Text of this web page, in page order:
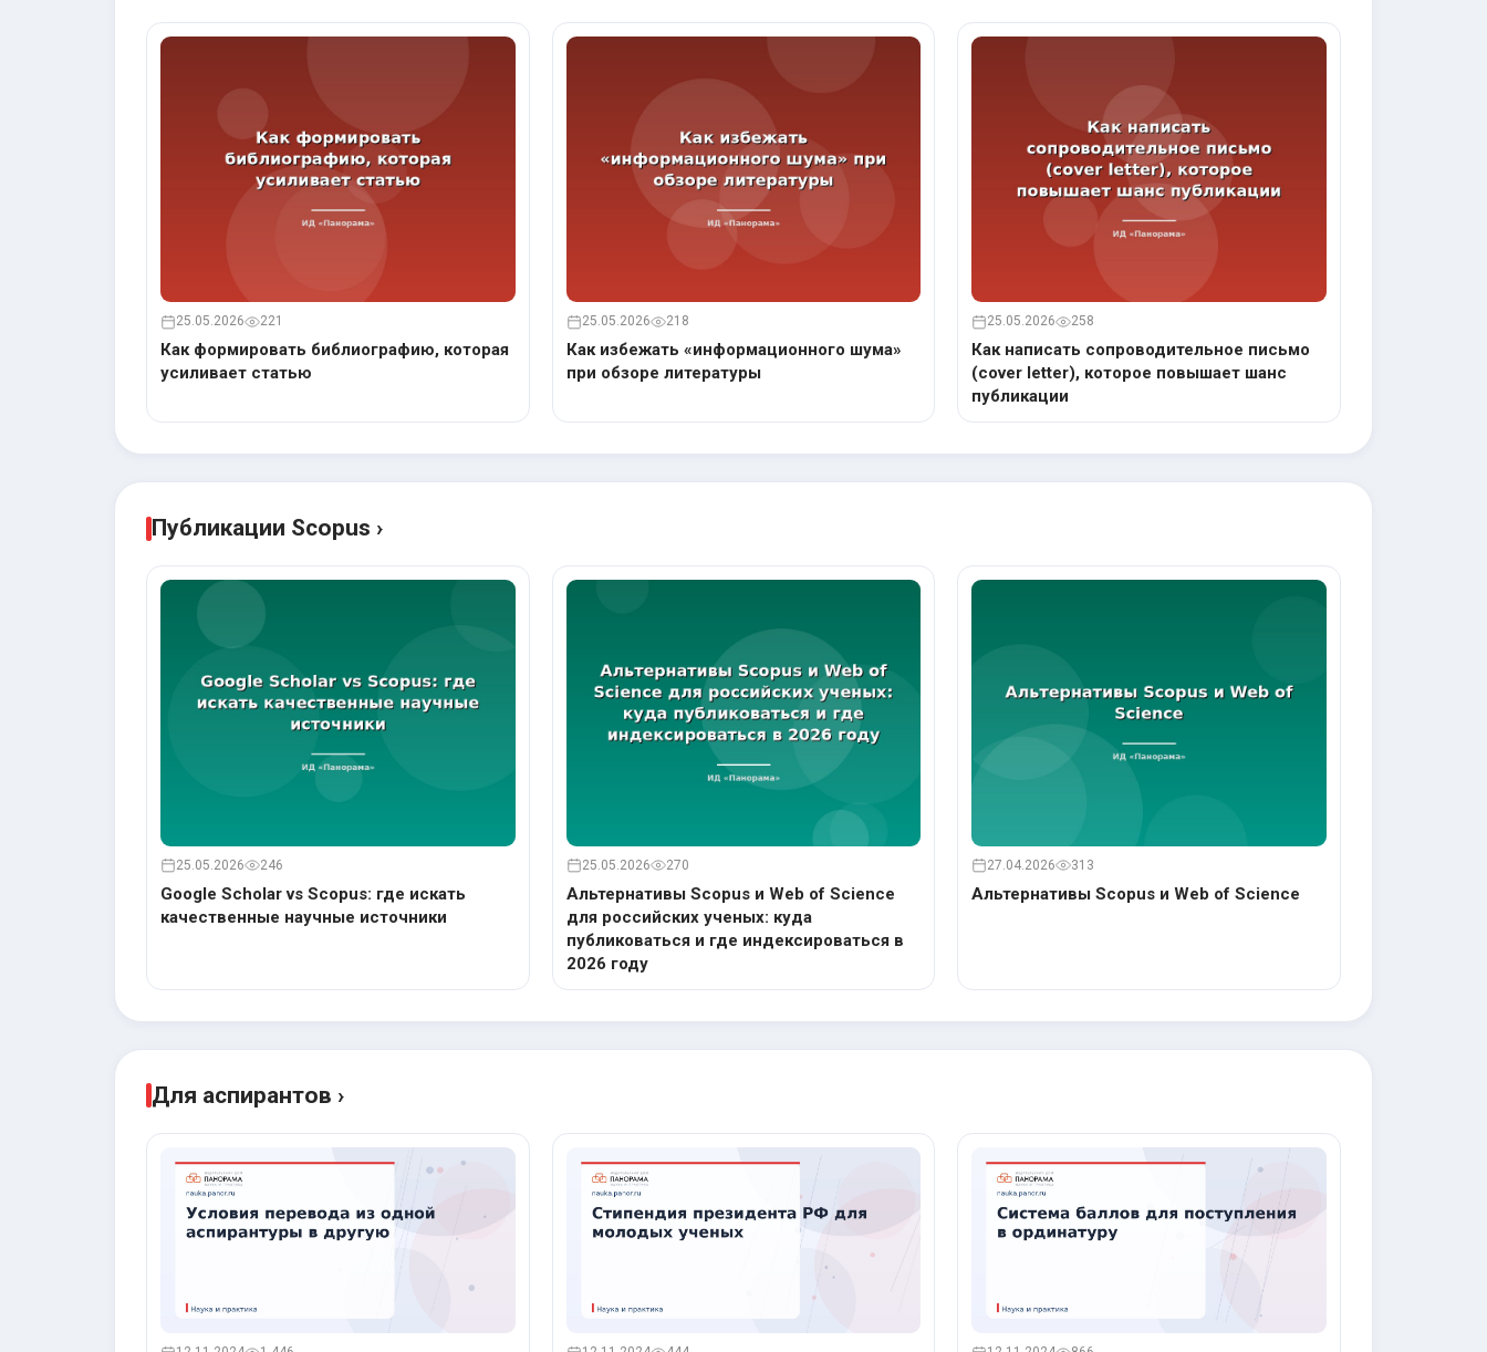
25.05.2026 221
Как формировать библиографию, которая
усиливает статью
25.05.2026 218
Как избежать «информационного шума»
при обзоре литературы
25.05.2026 258
Как написать сопроводительное письмо
(cover letter), которое повышает шанс
публикации
Публикации Scopus ›
25.05.2026 246
Google Scholar vs Scopus: где искать
качественные научные источники
25.05.2026 270
Альтернативы Scopus и Web of Science
для российских ученых: куда
публиковаться и где индексироваться в
2026 году
27.04.2026 313
Альтернативы Scopus и Web of Science
Для аспирантов ›